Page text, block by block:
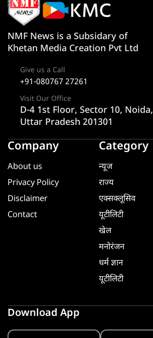
NMF News is a Subsidary of
Khetan Media Creation Pvt Ltd
Give us a Call
+91-080767 27261
Visit Our Office
D-4 1st Floor, Sector 10, Noida,
Uttar Pradesh 201301
Company
About us
Privacy Policy
Disclaimer
Contact
Category
न्यूज
राज्य
एक्सक्लूसिव
यूटीलिटी
खेल
मनोरंजन
धर्म ज्ञान
यूटीलिटी
Download App